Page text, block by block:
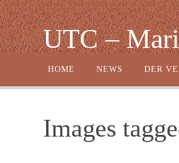
Zum
Inhalt
springen UTC –
springen
HOME NEWS DER
Images